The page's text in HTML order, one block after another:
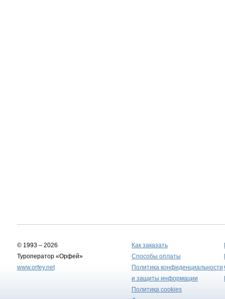
© 1993 – 2026
Туроператор «Орфей»
www.orfey.net
Как заказать
Способы оплаты
Политика конфиденциальности
и защиты информации
Политика cookies